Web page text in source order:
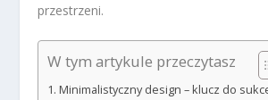
przestrzeni.
W tym artykule przeczytasz
Minimalistyczny design – klucz do